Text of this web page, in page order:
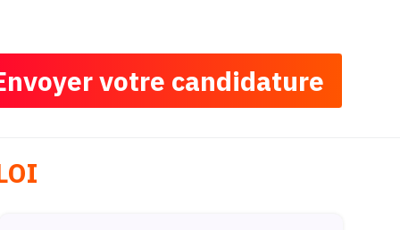
votre candidature